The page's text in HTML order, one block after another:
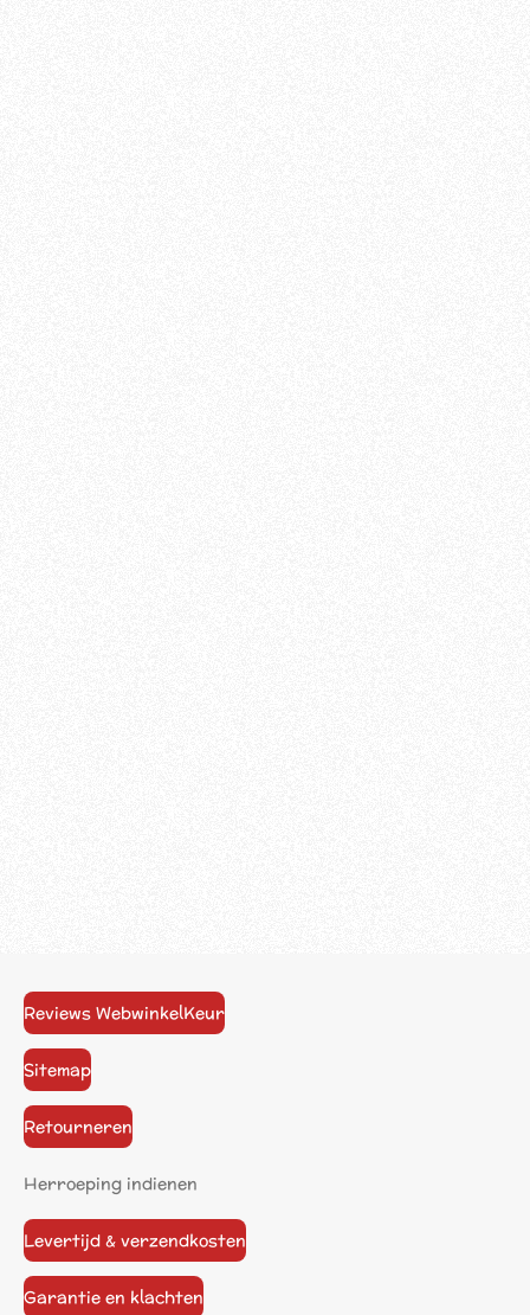
Reviews WebwinkelKeur
Sitemap
Retourneren
Herroeping indienen
Levertijd & verzendkosten
Garantie en klachten